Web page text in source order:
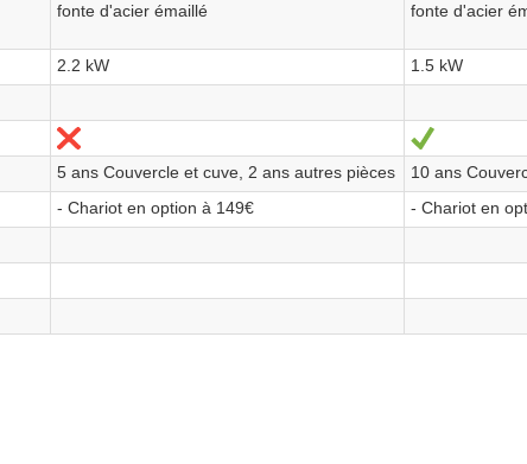
fonte d'acier émaillé fonte d'acier
2.2 kW 1.5 kW
No Sí
5 ans Couvercle et cuve, 2 ans autres pièces 10 ans
- Chariot en option à 149€ - Chariot en